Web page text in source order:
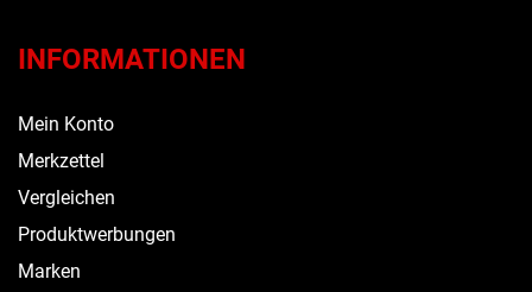
INFORMATIONEN
Mein Konto
Merkzettel
Vergleichen
Produktwerbungen
Marken